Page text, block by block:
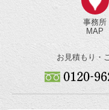
事務所
MAP
お見積もり・